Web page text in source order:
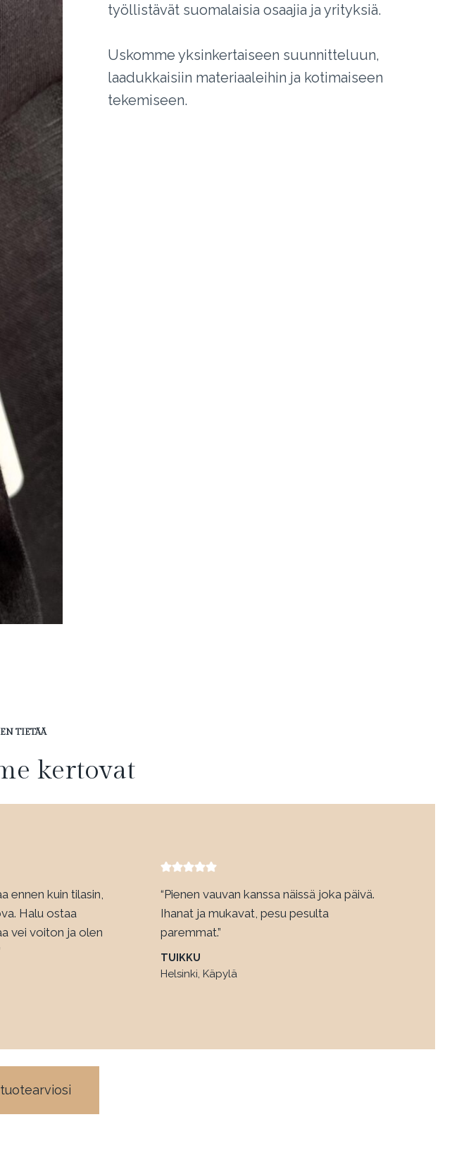
työllistävät suomalaisia osaajia ja yrityksiä.
Uskomme yksinkertaiseen suunnitteluun,
laadukkaisiin materiaaleihin ja kotimaiseen
tekemiseen.
TIETÄÄ
kertovat
ennen kuin tilasin,
Halu ostaa
vei voiton ja olen
“Pienen vauvan kanssa näissä joka päivä.
Ihanat ja mukavat, pesu pesulta
paremmat.”
TUIKKU
Helsinki, Käpylä